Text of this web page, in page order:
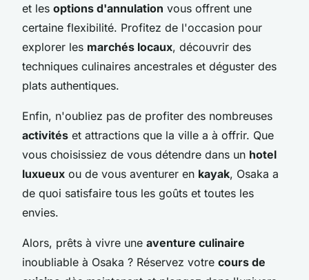
et les options d'annulation vous offrent une
certaine flexibilité. Profitez de l'occasion pour
explorer les marchés locaux, découvrir des
techniques culinaires ancestrales et déguster des
plats authentiques.
Enfin, n'oubliez pas de profiter des nombreuses
activités et attractions que la ville a à offrir. Que
vous choisissiez de vous détendre dans un hotel
luxueux ou de vous aventurer en kayak, Osaka a
de quoi satisfaire tous les goûts et toutes les
envies.
Alors, prêts à vivre une aventure culinaire
inoubliable à Osaka ? Réservez votre cours de